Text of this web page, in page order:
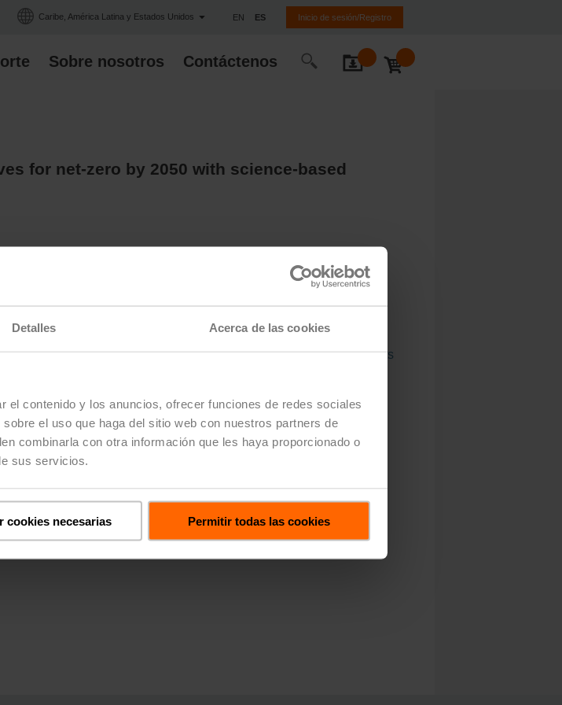
Detalles Acerca de las cookies
el contenido y los anuncios, ofrecer funciones de redes sociales
el uso que haga del sitio web con nuestros partners de
combinarla con otra información que les haya proporcionado o
sus servicios.
cookies necesarias Permitir todas las cookies
Caribe, América Latina y Estados Unidos EN ES Inicio de sesión/Registro
Sobre nosotros Contáctenos
for net-zero by 2050 with science-based
2050.
innovative devices that reduce customers’ greenhouse gas emissions, actively
climate action initiatives through the Belimo Climate Foundation.
Belimo strives for net-zero by 2050 with science-based targets